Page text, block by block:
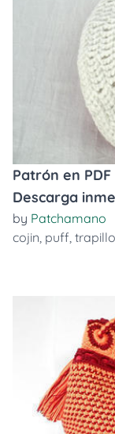
Patrón en
Descarga
by Patchamano
cojin, puff, trapillo